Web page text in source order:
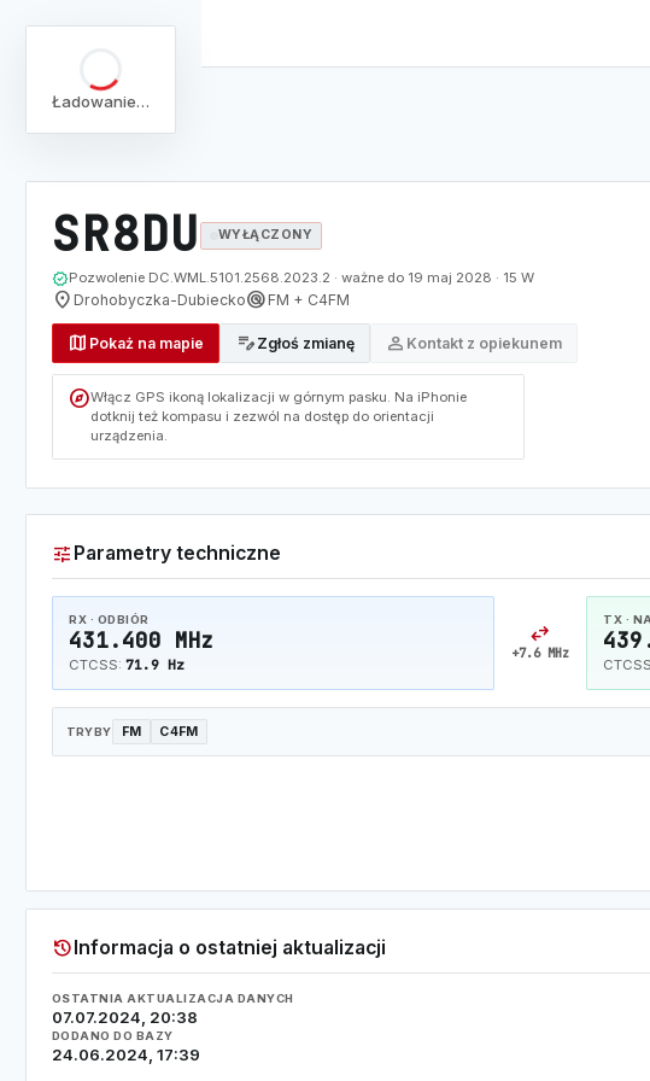
Ładowanie…
arrow_backPełna lista
SR8DU WYŁĄCZONY
verifiedPozwolenie DC.WML.5101.2568.2023.2 · ważne do 19 maj 2028 · 15 W
location_on Drohobyczka-Dubieckoradar FM + C4FM
map Pokaż na mapie edit_note Zgłoś zmianę person Kontakt z opiekunem
exploreWłącz GPS ikoną lokalizacji w górnym pasku. Na iPhonie
dotknij też kompasu i zezwól na dostęp do orientacji
urządzenia.
tune Parametry techniczne
RX · ODBIÓR
431.400 MHz
CTCSS:71.9 Hz
swap_horiz
+7.6 MHz
TX ·
TRYBY FM C4FM
history Informacja o ostatniej aktualizacji
OSTATNIA AKTUALIZACJA DANYCH
07.07.2024, 20:38
DODANO DO BAZY
24.06.2024, 17:39